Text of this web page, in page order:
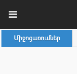
Միջոցառումներ